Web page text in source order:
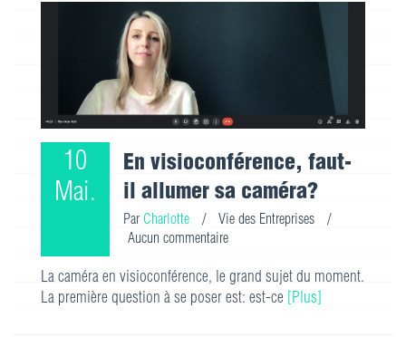
10
Mai.
En visioconférence, faut-
il allumer sa caméra?
Par Charlotte / Vie des Entreprises
/
Aucun commentaire
La caméra en visioconférence, le grand sujet du moment.
La première question à se poser est: est-ce [Plus]